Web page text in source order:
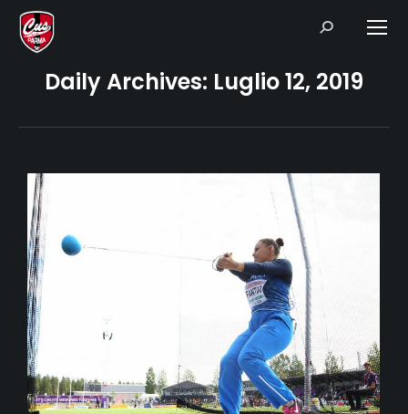
Search:
Daily Archives: Luglio 12, 2019